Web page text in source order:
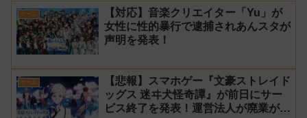
ゲーム
【対応】音楽クリエイター「Yu」が
女性に性的暴行で逮捕されあんスタが
声明を発表！
ゲーム
【悲報】スマホゲー『文豪ストレイド
ッグス 迷ヰ犬怪奇譚』が前日にサー
ビス終了を発表！運営法人が廃業が原